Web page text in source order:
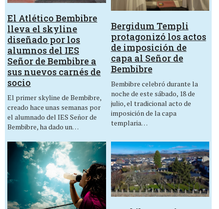
El Atlético Bembibre
lleva el skyline
diseñado por los
alumnos del IES
Señor de Bembibre a
sus nuevos carnés de
socio
El primer skyline de Bembibre,
creado hace unas semanas por
el alumnado del IES Señor de
Bembibre, ha dado un…
Bergidum Templi
protagonizó los actos
de imposición de
capa al Señor de
Bembibre
Bembibre celebró durante la
noche de este sábado, 18 de
julio, el tradicional acto de
imposición de la capa
templaria…